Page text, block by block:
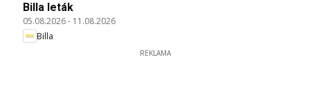
Billa leták
05.08.2026- 11.08.2026
Billa
REKLAMA